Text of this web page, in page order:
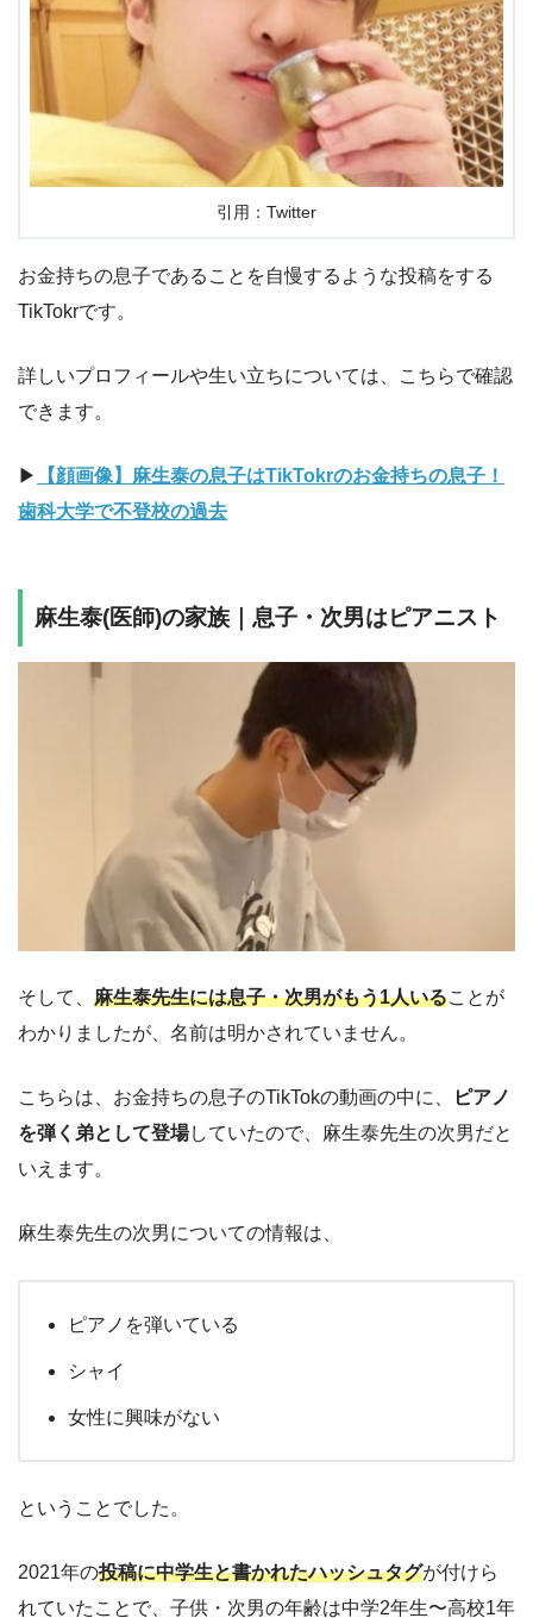
引用：Twitter
お金持ちの息子であることを自慢するような投稿をする
TikTokrです。
詳しいプロフィールや生い立ちについては、こちらで確認
できます。
▶︎
【顔画像】麻生泰の息子はTikTokrのお金持ちの息子！
歯科大学で不登校の過去
麻生泰(医師)の家族｜息子・次男はピアニスト
そして、 麻生泰先生には息子・次男がもう1人いることが
わかりましたが、名前は明かされていません。
こちらは、お金持ちの息子のTikTokの動画の中に、
ピアノ
を弾く弟として登場していたので、麻生泰先生の次男だと
いえます。
麻生泰先生の次男についての情報は、
ピアノを弾いている
シャイ
女性に興味がない
ということでした。
2021年の投稿に中学生と書かれたハッシュタグが付けら
れていたことで、子供・次男の年齢は中学2年生〜高校1年